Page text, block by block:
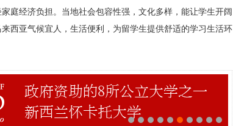
庭经济负担。当地社会包容性强，文化多样，能让学生开阔
西亚气候宜人，生活便利，为留学生提供舒适的学习生活环